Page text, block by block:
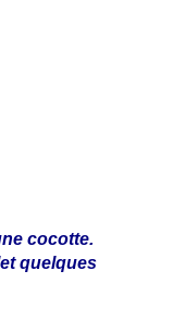
cocotte.
quelques